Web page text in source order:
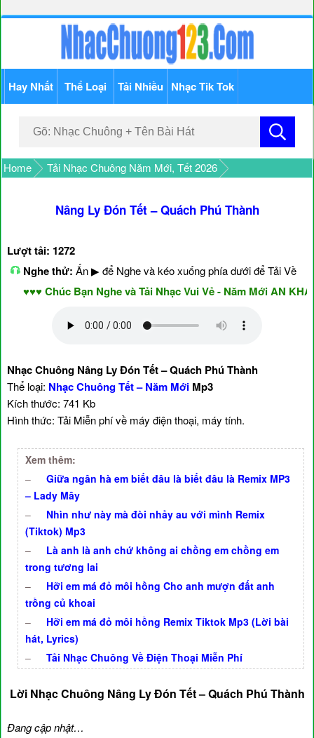
Hay Nhất Thể Loại Tải Nhiều Nhạc Tik Tok
Home Tải Nhạc Chuông Năm Mới, Tết 2026
Nâng Ly Đón Tết – Quách Phú Thành
Lượt tải: 1272
Nghe thử: Ấn ▶ để Nghe và kéo xuống phía dưới để Tải Về
♥♥♥ Chúc Bạn Nghe và Tải Nhạc Vui Vẻ - Năm Mới AN
Nhạc Chuông Nâng Ly Đón Tết – Quách Phú Thành
Thể loại: Nhạc Chuông Tết – Năm Mới Mp3
Kích thước: 741 Kb
Hình thức: Tải Miễn phí về máy điện thoại, máy tính.
Xem thêm:
–
Giữa ngân hà em biết đâu là biết đâu là Remix MP3
– Lady Mây
–
Nhìn như này mà đòi nhảy au với mình Remix
(Tiktok) Mp3
–
Là anh là anh chứ không ai chồng em chồng em
trong tương lai
–
Hỡi em má đỏ môi hồng Cho anh mượn đất anh
trồng củ khoai
–
Hỡi em má đỏ môi hồng Remix Tiktok Mp3 (Lời bài
hát, Lyrics)
–
Tải Nhạc Chuông Về Điện Thoại Miễn Phí
Lời Nhạc Chuông Nâng Ly Đón Tết – Quách Phú Thành
Đang cập nhật…